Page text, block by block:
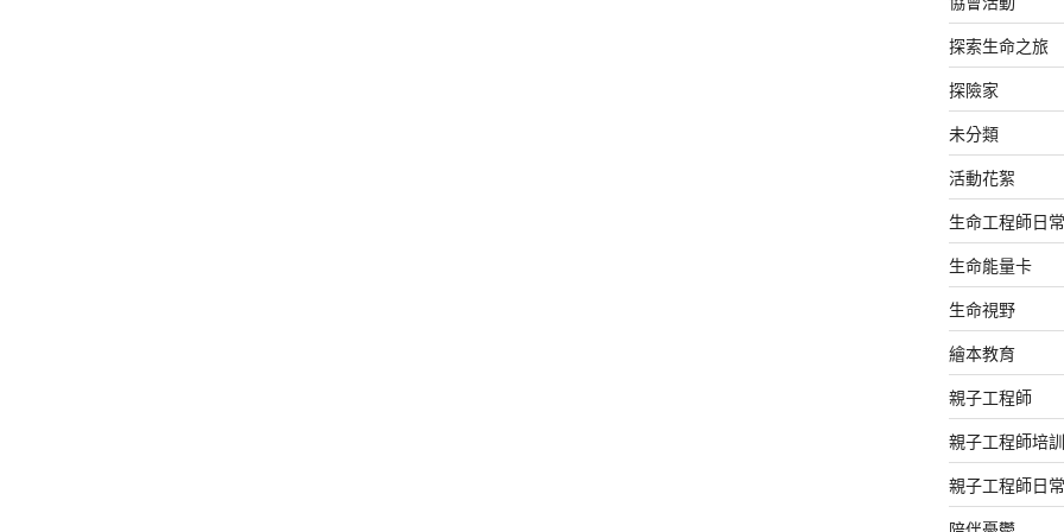
探索生命之旅
探險家
未分類
活動花絮
生命工程師日常
生命能量卡
生命視野
繪本教育
親子工程師
親子工程師培
親子工程師日常